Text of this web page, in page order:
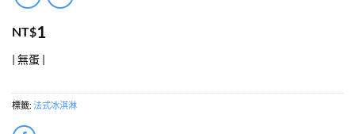
NT$1
| 無蛋 |
標籤: 法式冰淇淋